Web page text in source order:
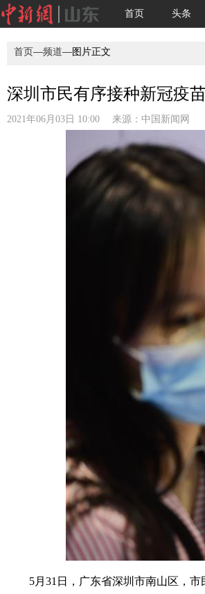
首页 头条
首页—频道—图片正文
深圳市民有序接种新冠疫苗
2021年06月03日 10:00 来源： 中国新闻网
5月31日，广东省深圳市南山区，市